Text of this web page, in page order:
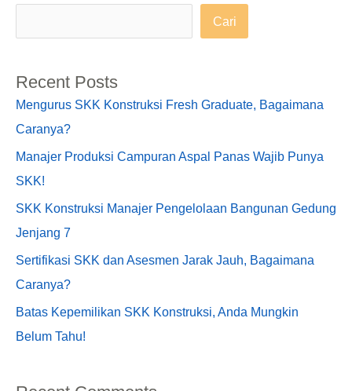
Cari
Recent Posts
Mengurus SKK Konstruksi Fresh Graduate, Bagaimana
Caranya?
Manajer Produksi Campuran Aspal Panas Wajib Punya
SKK!
SKK Konstruksi Manajer Pengelolaan Bangunan Gedung
Jenjang 7
Sertifikasi SKK dan Asesmen Jarak Jauh, Bagaimana
Caranya?
Batas Kepemilikan SKK Konstruksi, Anda Mungkin
Belum Tahu!